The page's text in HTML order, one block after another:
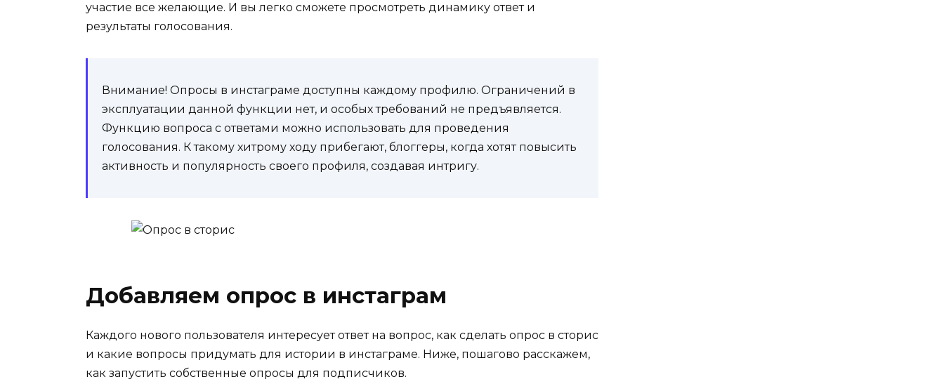
участие все желающие. И вы легко сможете просмотреть динамику ответ и
результаты голосования.
Внимание! Опросы в инстаграме доступны каждому профилю. Ограничений в
эксплуатации данной функции нет, и особых требований не предъявляется.
Функцию вопроса с ответами можно использовать для проведения
голосования. К такому хитрому ходу прибегают, блоггеры, когда хотят повысить
активность и популярность своего профиля, создавая интригу.
Добавляем опрос в инстаграм
Каждого нового пользователя интересует ответ на вопрос, как сделать опрос в сторис
и какие вопросы придумать для истории в инстаграме. Ниже, пошагово расскажем,
как запустить собственные опросы для подписчиков.